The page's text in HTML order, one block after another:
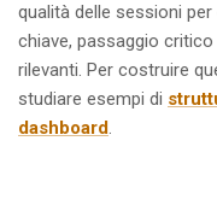
qualità delle sessioni
chiave, passaggio
rilevanti. Per costruire
studiare esempi di
dashboard.